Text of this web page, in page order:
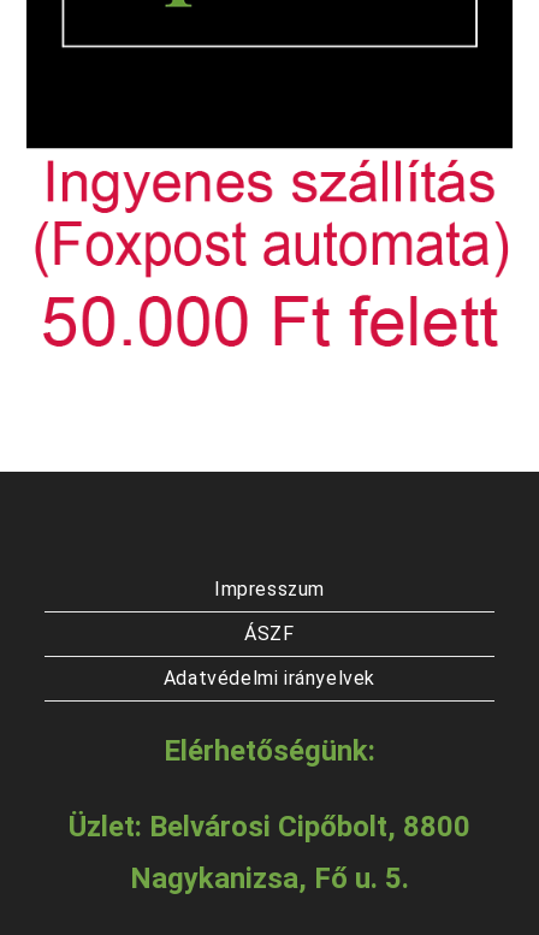
Impresszum
ÁSZF
Adatvédelmi irányelvek
Elérhetőségünk:
Üzlet: Belvárosi Cipőbolt, 8800
Nagykanizsa, Fő u. 5.